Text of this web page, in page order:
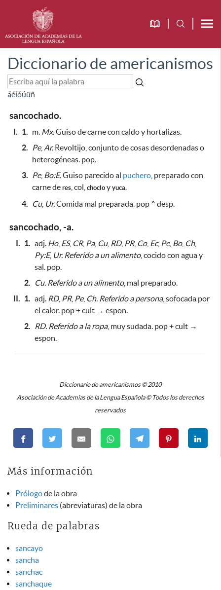
Diccionario de americanismos
áéíóúüñ
sancochado.
I. 1. m. Mx.Guiso de carne con caldo y hortalizas.
2.
Pe, Ar. Revoltijo, conjunto de cosas desordenadas o
heterogéneas. pop.
3.
Pe, Bo:E.Guiso parecido al puchero preparado con
carne de res , col, choclo y yuca.
4.
Cu, Ur.Comida mal preparada. pop ^ desp.
sancochado, -a.
I. 1. adj. Ho, ES, CR, Pa, Cu, RD, PR, Co, Ec, Pe, Bo, Ch,
Py:E, Ur. Referido a un alimento, cocido con agua y
sal. pop.
2.
Cu. Referido a un alimento, mal preparado.
II. 1. adj. RD, PR, Pe, Ch. Referido a persona, sofocada por
el calor. pop + cult → espon.
2.
RD. Referido a la ropa, muy sudada. pop + cult →
espon.
Diccionario de americanismos © 2010
Asociación de Academias de la Lengua Española © Todos los derechos
reservados
Más información
Prólogode la obra
Preliminares (abreviaturas) de la obra
Rueda de palabras
sancayo
sancha
sanchac
sanchaque